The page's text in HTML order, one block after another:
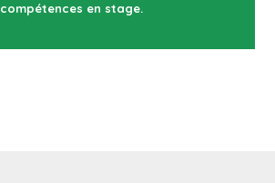
compétences en stage.